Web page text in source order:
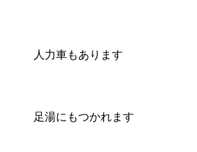
人力車もあります
足湯にもつかれます